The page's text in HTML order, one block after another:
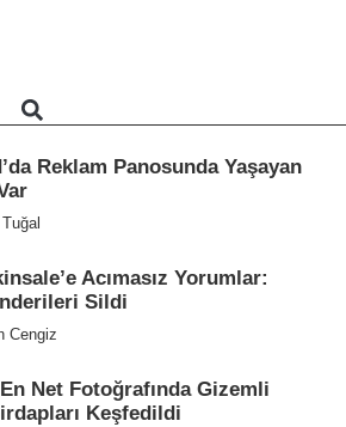
Reklam Panosunda Yaşayan
Acımasız Yorumlar:
Sildi
Cengiz
Net Fotoğrafında Gizemli
Keşfedildi